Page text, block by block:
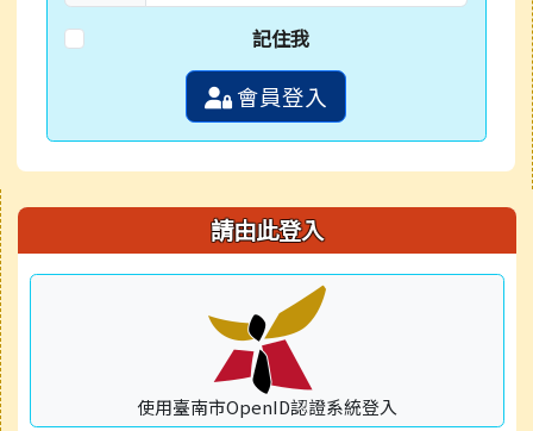
記住我
會員登入
右邊區域內容 請由此登入
使用臺南市OpenID認證系統登入